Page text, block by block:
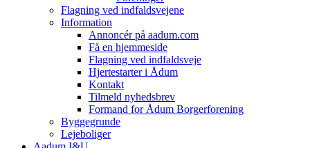
Flagning ved indfaldsvejene
Information
Annoncér på aadum.com
Få en hjemmeside
Flagning ved indfaldsveje
Hjertestarter i Ådum
Kontakt
Tilmeld nyhedsbrev
Formand for Ådum Borgerforening
Byggegrunde
Lejeboliger